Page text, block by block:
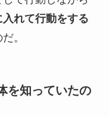
れて行動をする
。
を知っていたの